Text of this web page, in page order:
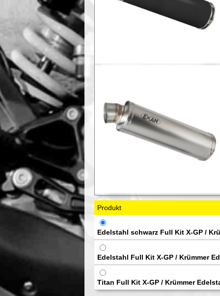
Produkt
Edelstahl schwarz Full Kit X-GP /
Edelstahl Full Kit X-GP / Krümmer
Titan Full Kit X-GP / Krümmer